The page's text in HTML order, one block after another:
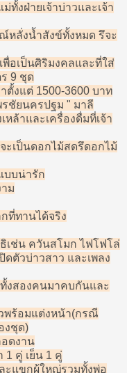
ทั้งฝ่ายเจ้าบ่าวและเจ้า
หลั่งน้ำสังข์ทั้งหมด รึจะ
อเป็นศิริมงคลและที่ใส่
9 ชุด
ตั้งแต่ 1500-3600 บาท
รชัยนครปฐม " มาลี
ล้าและเครื่องดื่มที่เจ้า
ะเป็นดอกไม้สดรึดอกไม้
บบน่ารัก
ม
ที่ทานได้จริง
ธิเช่น ควันสโมก ไฟโฟโล่
ดตัวบ่าวสาว และเพลง
งสองคนมาคบกันและ
พร้อมแต่งหน้า(กรณี
งชุด)
ดงาน
1 คู่ เย็น 1 คู่
แขกผู้ใหญ่รวมทั้งพ่อ